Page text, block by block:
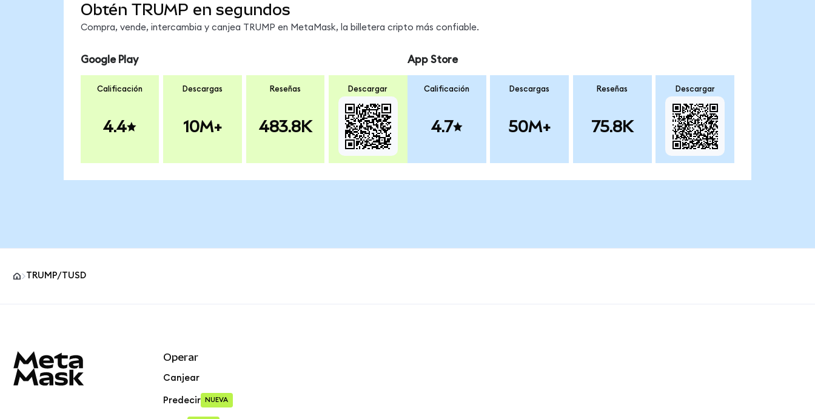
Obtén TRUMP en segundos
Compra, vende, intercambia y canjea TRUMP en MetaMask, la billetera cripto más confiable.
Google Play
Calificación
4.4
Descargas
10M+
Reseñas
483.8K
Descargar
App Store
Calificación
4.7
Descargas
50M+
Reseñas
75.8K
Descargar
TRUMP/TUSD
Operar
Canjear
Predecir NUEVA